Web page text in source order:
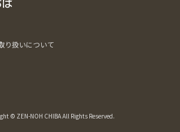
© ZEN-NOH CHIBA All Rights Reserved.
り扱いについて